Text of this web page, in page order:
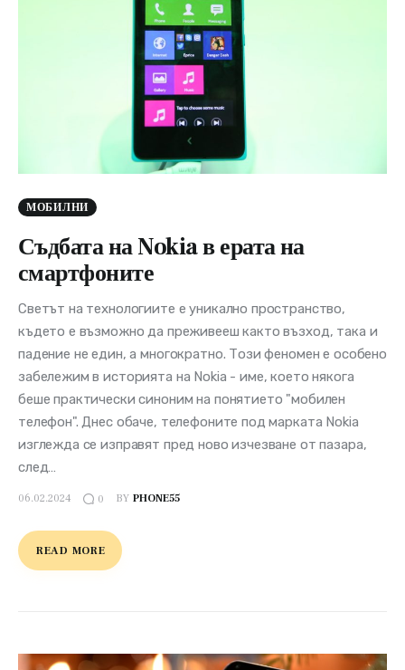
МОБИЛНИ
Съдбата на Nokia в ерата на
смартфоните
Светът на технологиите е уникално пространство,
където е възможно да преживееш както възход, така и
падение не един, а многократно. Този феномен е особено
забележим в историята на Nokia - име, което някога
беше практически синоним на понятието "мобилен
телефон". Днес обаче, телефоните под марката Nokia
изглежда се изправят пред ново изчезване от пазара,
след…
06.02.2024 0 BY PHONE55
READ MORE